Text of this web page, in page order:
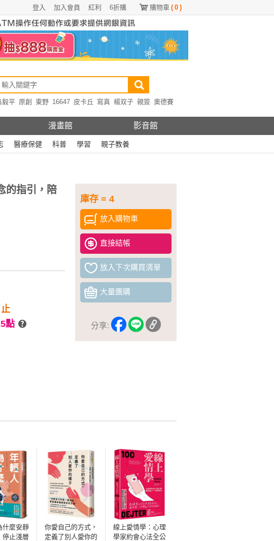
購物車 ( 0 )
6折購
紅利
加入會員
登入
毅平 原創 東野 16647 皮卡丘 寫真 楊双子 親簽 奧德賽
漫畫館 影音館
醫療保健 科普 學習 親子教養
庫存 = 4
放入購物車
直接結帳
放入下次購買清單
大量團購
分享:
的指引，陪
點
什麼安靜
停止淺層
你愛自己的方式，
定義了別人愛你的
線上愛情學：心理
學家約會心法全公